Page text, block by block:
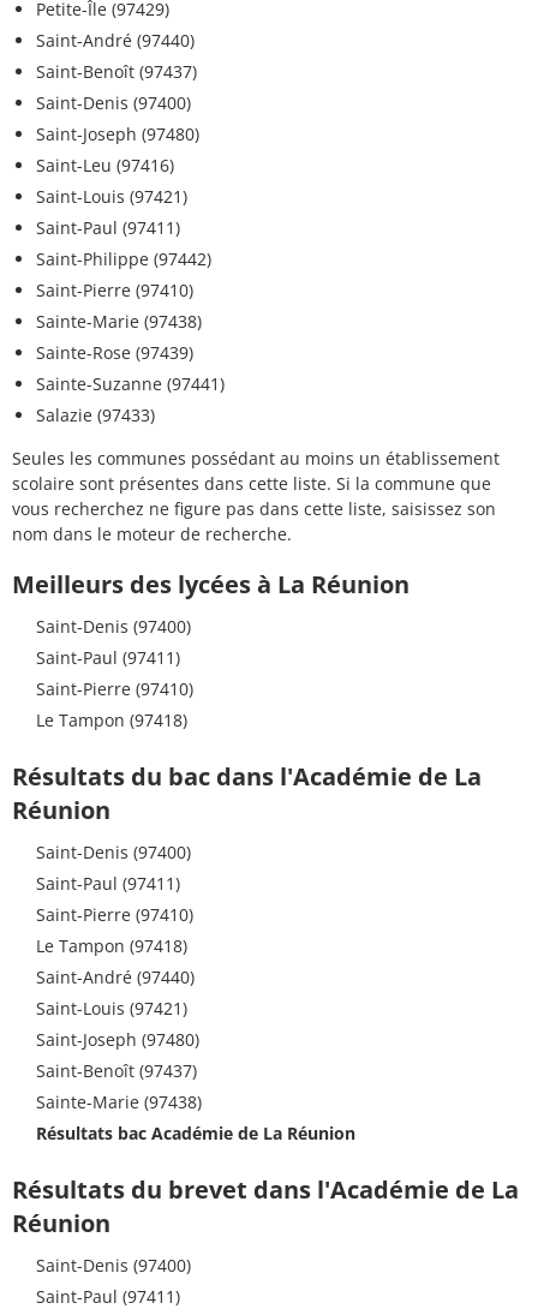
Petite-Île (97429)
Saint-André (97440)
Saint-Benoît (97437)
Saint-Denis (97400)
Saint-Joseph (97480)
Saint-Leu (97416)
Saint-Louis (97421)
Saint-Paul (97411)
Saint-Philippe (97442)
Saint-Pierre (97410)
Sainte-Marie (97438)
Sainte-Rose (97439)
Sainte-Suzanne (97441)
Salazie (97433)
Seules les communes possédant au moins un établissement
scolaire sont présentes dans cette liste. Si la commune que
vous recherchez ne figure pas dans cette liste, saisissez son
nom dans le moteur de recherche.
Meilleurs des lycées à La Réunion
Saint-Denis (97400)
Saint-Paul (97411)
Saint-Pierre (97410)
Le Tampon (97418)
Résultats du bac dans l'Académie de La
Réunion
Saint-Denis (97400)
Saint-Paul (97411)
Saint-Pierre (97410)
Le Tampon (97418)
Saint-André (97440)
Saint-Louis (97421)
Saint-Joseph (97480)
Saint-Benoît (97437)
Sainte-Marie (97438)
Résultats bac Académie de La Réunion
Résultats du brevet dans l'Académie de La
Réunion
Saint-Denis (97400)
Saint-Paul (97411)